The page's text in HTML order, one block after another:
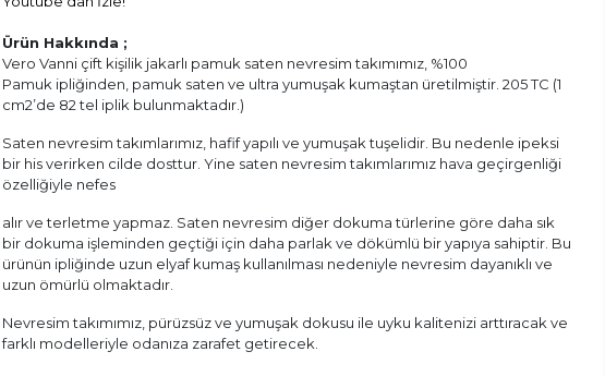
Ürün Hakkında ;
Vero Vanni çift kişilik jakarlı pamuk saten nevresim takımımız, %100
Pamuk ipliğinden, pamuk saten ve ultra yumuşak kumaştan üretilmiştir. 205 TC (1
cm2’de 82 tel iplik bulunmaktadır.)
Saten nevresim takımlarımız, hafif yapılı ve yumuşak tuşelidir. Bu nedenle ipeksi
bir his verirken cilde dosttur. Yine saten nevresim takımlarımız hava geçirgenliği
özelliğiyle nefes
alır ve terletme yapmaz. Saten nevresim diğer dokuma türlerine göre daha sık
bir dokuma işleminden geçtiği için daha parlak ve dökümlü bir yapıya sahiptir. Bu
ürünün ipliğinde uzun elyaf kumaş kullanılması nedeniyle nevresim dayanıklı ve
uzun ömürlü olmaktadır.
Nevresim takımımız, pürüzsüz ve yumuşak dokusu ile uyku kalitenizi arttıracak ve
farklı modelleriyle odanıza zarafet getirecek.